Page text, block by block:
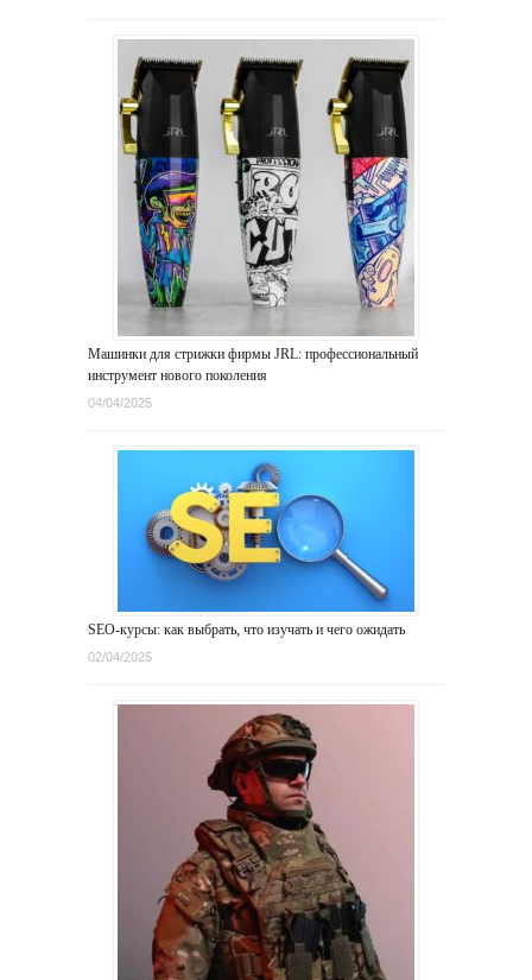
Машинки для стрижки фирмы JRL: профессиональный
инструмент нового поколения
04/04/2025
SEO-курсы: как выбрать, что изучать и чего ожидать
02/04/2025